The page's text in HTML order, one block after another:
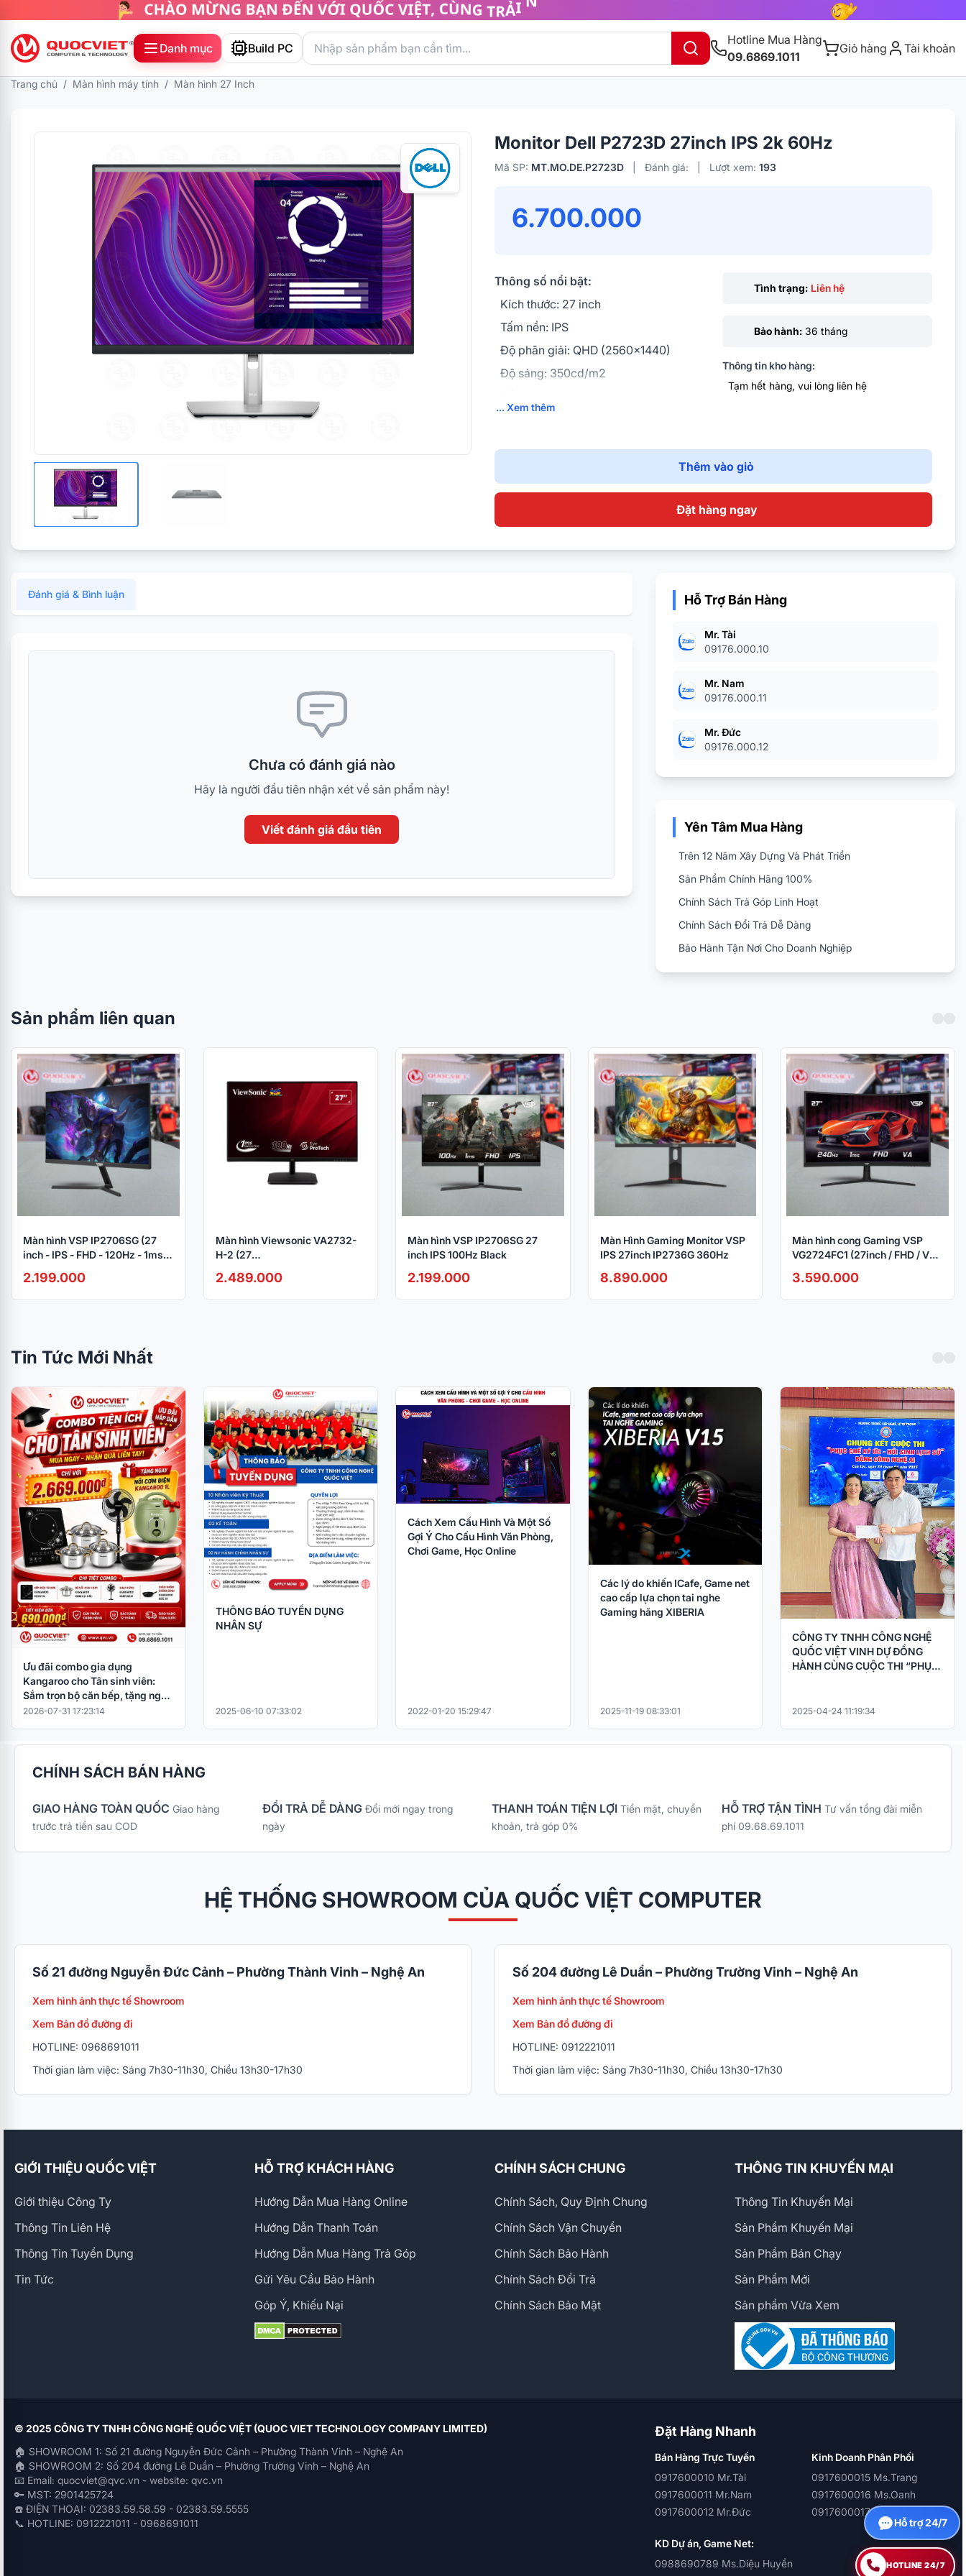
Danh mục Build PC
Hotline Mua Hàng
09.6869.1011
Giỏ hàng Tài khoản
HOTLINE 24/7
Trang chủ / Màn hình máy tính / Màn hình 27 Inch
Monitor Dell P2723D 27inch IPS 2k 60Hz
Mã SP: MT.MO.DE.P2723D Đánh giá: Lượt xem: 193
6.700.000
Thông số nổi bật:
Kích thước: 27 inch
Tấm nền: IPS
Độ phân giải: QHD (2560x1440)
Độ sáng: 350cd/m2
Cổng kết nối: 1x HDMI, 1x DisplayPort ,
... Xem thêm
Tình trạng: Liên hệ
Bảo hành:36 tháng
Thông tin kho hàng:
Tạm hết hàng, vui lòng liên hệ
Thêm vào giỏ
Đặt hàng ngay
Đánh giá & Bình luận
Chưa có đánh giá nào
Hãy là người đầu tiên nhận xét về sản phẩm này!
Viết đánh giá đầu tiên
Hỗ Trợ Bán Hàng
Mr. Tài
09176.000.10
Mr. Nam
09176.000.11
Mr. Đức
09176.000.12
Yên Tâm Mua Hàng
Trên 12 Năm Xây Dựng Và Phát Triển
Sản Phẩm Chính Hãng 100%
Chính Sách Trả Góp Linh Hoạt
Chính Sách Đổi Trả Dễ Dàng
Bảo Hành Tận Nơi Cho Doanh Nghiệp
Sản phẩm liên quan
Màn hình VSP IP2706SG (27
inch - IPS - FHD - 120Hz - 1ms)
2.199.000
Màn hình Viewsonic VA2732-
H-2 (27
2.489.000
Màn hình VSP IP2706SG 27
inch IPS 100Hz Black
2.199.000
Màn Hình Gaming Monitor VSP
IPS 27inch IP2736G 360Hz
8.890.000
Màn hình cong Gaming VSP
VG2724FC1 (27inch / FHD / VA /
FreeSYNC)
3.590.000
Tin Tức Mới Nhất
Ưu đãi combo gia dụng
Kangaroo cho Tân sinh viên:
Sắm trọn bộ căn bếp, tặng ngay
nồi cơm điện
2026-07-31 17:23:14
THÔNG BÁO TUYỂN DỤNG
NHÂN SỰ
2025-06-10 07:33:02
Cách Xem Cấu Hình Và Một Số
Gợi Ý Cho Cấu Hình Văn Phòng,
Chơi Game, Học Online
2022-01-20 15:29:47
Các lý do khiến ICafe, Game net
cao cấp lựa chọn tai nghe
Gaming hãng XIBERIA
2025-11-19 08:33:01
CÔNG TY TNHH CÔNG NGHỆ
QUỐC VIỆT VINH DỰ ĐỒNG
HÀNH CÙNG CUỘC THI “PHỤC
2025-04-24 11:19:34
CHÍNH SÁCH BÁN HÀNG
GIAO HÀNG TOÀN QUỐC Giao hàng
trước trả tiền sau COD
ĐỔI TRẢ DỄ DÀNG Đổi mới ngay trong
ngày
THANH TOÁN TIỆN LỢI Tiền mặt, chuyển
khoản, trả góp 0%
HỖ TRỢ TẬN TÌNH Tư vấn tổng đài miễn
phí 09.68.69.1011
HỆ THỐNG SHOWROOM CỦA QUỐC VIỆT COMPUTER
Số 21 đường Nguyễn Đức Cảnh – Phường Thành Vinh – Nghệ An
Xem hình ảnh thực tế Showroom
Xem Bản đồ đường đi
HOTLINE: 0968691011
Thời gian làm việc: Sáng 7h30-11h30, Chiều 13h30-17h30
Số 204 đường Lê Duẩn – Phường Trường Vinh – Nghệ An
Xem hình ảnh thực tế Showroom
Xem Bản đồ đường đi
HOTLINE: 0912221011
Thời gian làm việc: Sáng 7h30-11h30, Chiều 13h30-17h30
GIỚI THIỆU QUỐC VIỆT
Giới thiệu Công Ty
Thông Tin Liên Hệ
Thông Tin Tuyển Dụng
Tin Tức
HỖ TRỢ KHÁCH HÀNG
Hướng Dẫn Mua Hàng Online
Hướng Dẫn Thanh Toán
Hướng Dẫn Mua Hàng Trả Góp
Gửi Yêu Cầu Bảo Hành
Góp Ý, Khiếu Nại
CHÍNH SÁCH CHUNG
Chính Sách, Quy Định Chung
Chính Sách Vận Chuyển
Chính Sách Bảo Hành
Chính Sách Đổi Trả
Chính Sách Bảo Mật
THÔNG TIN KHUYẾN MẠI
Thông Tin Khuyến Mại
Sản Phẩm Khuyến Mại
Sản Phẩm Bán Chạy
Sản Phẩm Mới
Sản phẩm Vừa Xem
© 2025 CÔNG TY TNHH CÔNG NGHỆ QUỐC VIỆT (QUOC VIET TECHNOLOGY COMPANY LIMITED)
🏠 SHOWROOM 1: Số 21 đường Nguyễn Đức Cảnh – Phường Thành Vinh – Nghệ An
🏠 SHOWROOM 2: Số 204 đường Lê Duẩn – Phường Trường Vinh – Nghệ An
📧 Email: quocviet@qvc.vn - website: qvc.vn
🔑 MST: 2901425724
☎️ ĐIỆN THOẠI: 02383.59.58.59 - 02383.59.5555
📞 HOTLINE: 0912221011 - 0968691011
Đặt Hàng Nhanh
Bán Hàng Trực Tuyến
0917600010 Mr.Tài
0917600011 Mr.Nam
0917600012 Mr.Đức
Kinh Doanh Phân Phối
0917600015 Ms.Trang
0917600016 Ms.Oanh
0917600017 Ms.Quỳnh
KD Dự án, Game Net:
0988690789 Ms.Diệu Huyền
Hỗ trợ 24/7